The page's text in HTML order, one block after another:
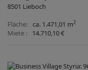
8501 Lieboch
Fläche
ca. 1.471,01 m2
Miete 14.710,10 €